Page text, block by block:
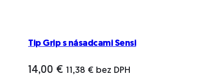
Tip Grip s násadcami Sensi
14,00 € 11,38 € bez DPH